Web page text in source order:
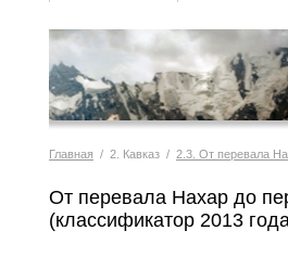
Главная / 2. Кавказ / 2.3. От перевала
От перевала Нахар до
(классификатор 2013